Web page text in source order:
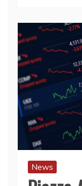
News